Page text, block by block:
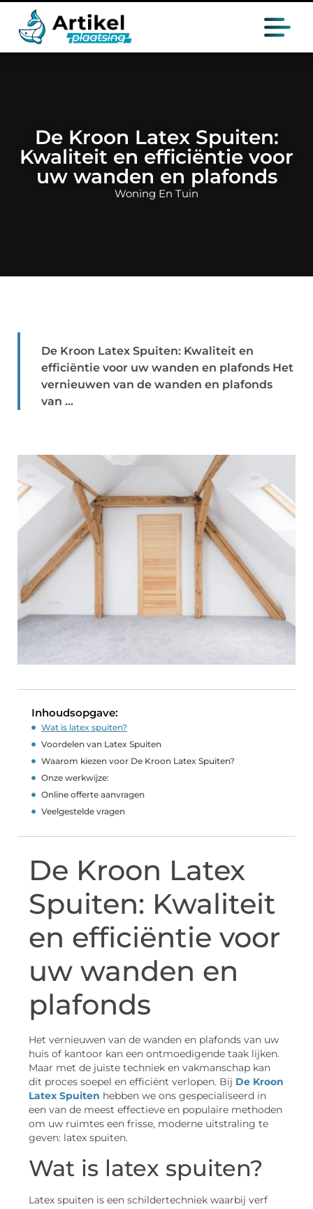
De Kroon Latex Spuiten:
Kwaliteit en efficiëntie voor
uw wanden en plafonds
Woning En Tuin
De Kroon Latex Spuiten: Kwaliteit en
efficiëntie voor uw wanden en plafonds Het
vernieuwen van de wanden en plafonds
van ...
Inhoudsopgave:
Wat is latex spuiten?
Voordelen van Latex Spuiten
Waarom kiezen voor De Kroon Latex Spuiten?
Onze werkwijze:
Online offerte aanvragen
Veelgestelde vragen
De Kroon Latex
Spuiten: Kwaliteit
en efficiëntie voor
uw wanden en
plafonds
Het vernieuwen van de wanden en plafonds van uw
huis of kantoor kan een ontmoedigende taak lijken.
Maar met de juiste techniek en vakmanschap kan
dit proces soepel en efficiënt verlopen. Bij De Kroon
Latex Spuiten hebben we ons gespecialiseerd in
een van de meest effectieve en populaire methoden
om uw ruimtes een frisse, moderne uitstraling te
geven: latex spuiten.
Wat is latex spuiten?
Latex spuiten is een schildertechniek waarbij verf